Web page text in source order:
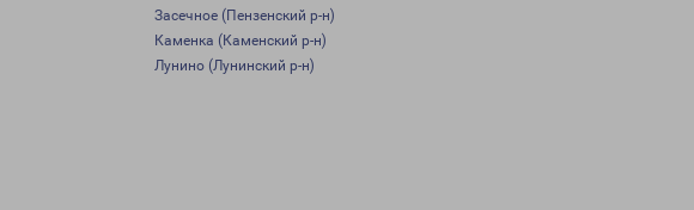
Засечное (Пензенский р-н)
Каменка (Каменский р-н)
Лунино (Лунинский р-н)